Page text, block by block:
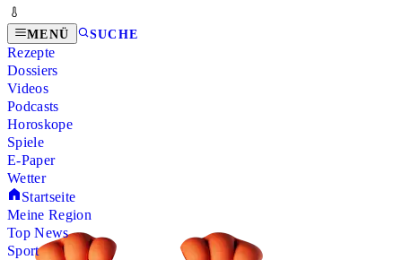
MENÜ SUCHE
Rezepte
Dossiers
Videos
Podcasts
Horoskope
Spiele
E-Paper
Wetter
Startseite
Meine Region
Top News
Sport